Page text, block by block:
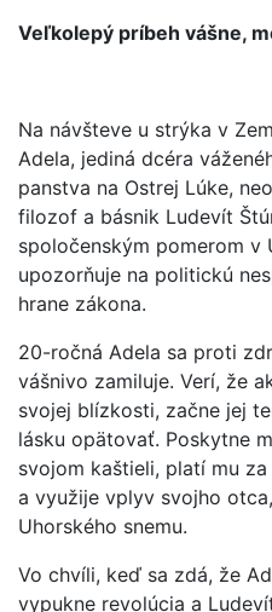
Veľkolepý príbeh vášne,
Na návšteve u strýka v
Adela, jediná dcéra
panstva na Ostrej Lúke,
filozof a básnik Ludevít
spoločenským pomerom v
upozorňuje na politickú
hrane zákona.
20-ročná Adela sa proti
vášnivo zamiluje. Verí, že
svojej blízkosti, začne jej
lásku opätovať. Poskytne
svojom kaštieli, platí mu
a využije vplyv svojho
Uhorského snemu.
Vo chvíli, keď sa zdá, že
vypukne revolúcia a